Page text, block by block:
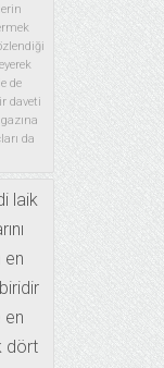
de
daveti
da